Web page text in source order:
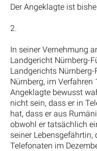
Der Angeklagte ist
2.
In seiner Vernehmung
Landgericht Nürnberg-
Landgerichts
Nürnberg, im
Angeklagte bewusst
nicht sein, dass er in
hat, dass er aus
obwohl er tatsächlich
seiner Lebensgefährtin,
Telefonaten im